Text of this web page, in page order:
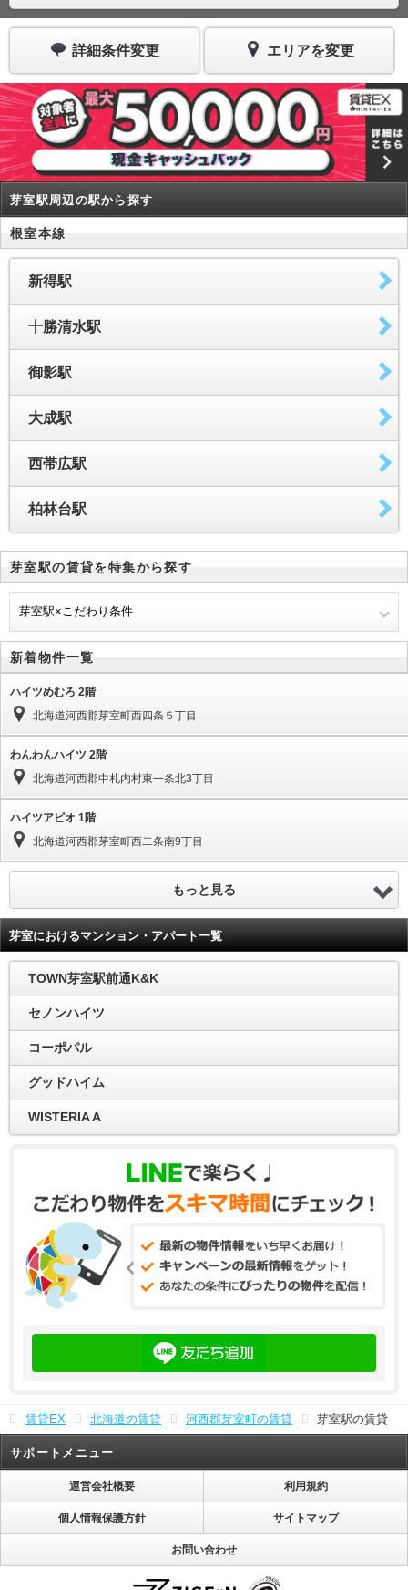
詳細条件変更 エリアを変更
芽室駅周辺の駅から探す
根室本線
新得駅
十勝清水駅
御影駅
大成駅
西帯広駅
柏林台駅
芽室駅の賃貸を特集から探す
芽室駅×こだわり条件
新着物件一覧
ハイツめむろ 2階
北海道河西郡芽室町西四条５丁目
わんわんハイツ 2階
北海道河西郡中札内村東一条北3丁目
ハイツアピオ 1階
北海道河西郡芽室町西二条南9丁目
もっと見る
芽室におけるマンション・アパート一覧
TOWN芽室駅前通K&K
セノンハイツ
コーポパル
グッドハイム
WISTERIA A
賃貸EX 北海道の賃貸 河西郡芽室町の賃貸 芽室駅の賃貸
サポートメニュー
運営会社概要 利用規約
個人情報保護方針 サイトマップ
お問い合わせ